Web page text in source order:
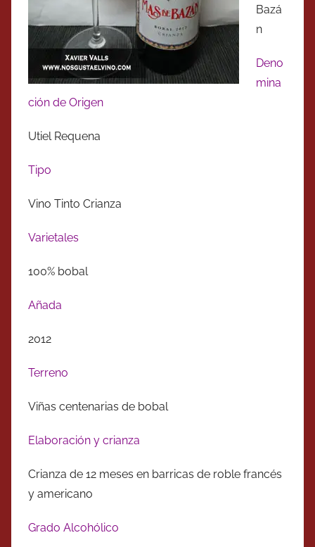
Bazá
n
Deno
mina
ción de Origen
Utiel Requena
Tipo
Vino Tinto Crianza
Varietales
100% bobal
Añada
2012
Terreno
Viñas centenarias de bobal
Elaboración y crianza
Crianza de 12 meses en barricas de roble francés
y americano
Grado Alcohólico